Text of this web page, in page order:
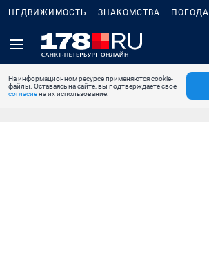
НЕДВИЖИМОСТЬ ЗНАКОМСТВА ПОГОДА
На информационном ресурсе применяются cookie-
файлы. Оставаясь на сайте, вы подтверждаете свое
согласиена их использование.